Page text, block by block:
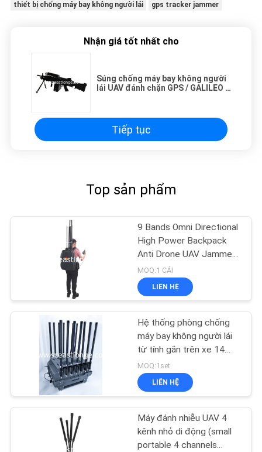
thiết bị chống máy bay không người lái
gps tracker jammer
Nhận giá tốt nhất cho
Súng chống máy bay không người
lái UAV đánh chặn GPS / GALILEO /
Tiếp tục
Top sản phẩm
9 Bands Omni Directional
High Power Backpack
Anti Drone UAV Jammer
với điều khiển từ xa có
dây
MOQ:1 CÁI
LIÊN HỆ
Hệ thống phòng chống
máy bay không người lái
từ tính gắn trên xe 14
kênh, Nguồn điện AC
220V DC 24V, Chống
Drone FPV cho các biện
MOQ:1set
LIÊN HỆ
Máy đánh nhiễu UAV 4
kênh nhỏ di động (small
portable 4 channels